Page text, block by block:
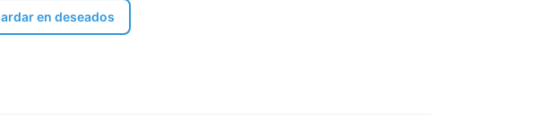
en deseados